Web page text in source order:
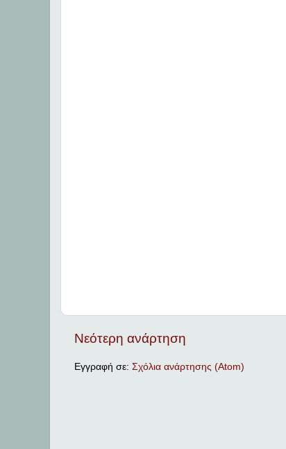
Νεότερη ανάρτηση
Εγγραφή σε: Σχόλια ανάρτησης (Atom)